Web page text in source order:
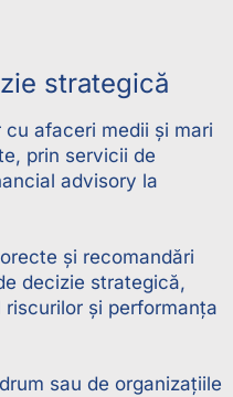
strategică
afaceri medii și mari
prin servicii de
advisory la
și recomandări
decizie strategică,
și performanța
sau de organizațiile